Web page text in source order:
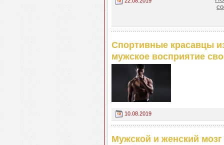
Спортивные красавцы
мужское восприятие
10.08.2019
Мужской и женский